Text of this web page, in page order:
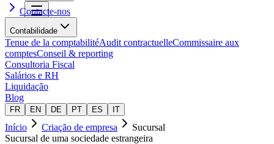
Contacte-nos
Contabilidade
Tenue de la comptabilitéAudit contractuelleCommissaire aux
comptesConseil & reporting
Consultoria Fiscal
Salários e RH
Liquidação
Blog
FR EN DE PT ES IT
Início Criação de empresa
Sucursal
Sucursal de uma sociedade estrangeira